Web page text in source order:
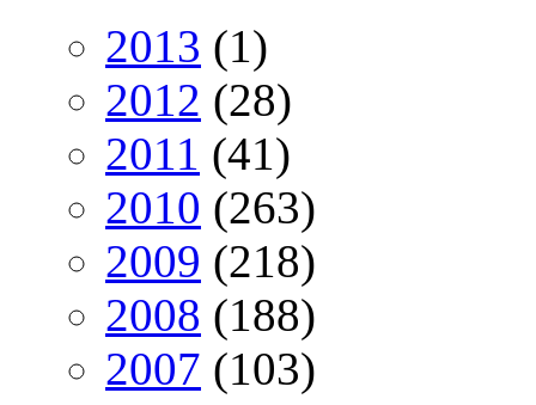
2013 (1)
2012 (28)
2011 (41)
2010 (263)
2009 (218)
2008 (188)
2007 (103)